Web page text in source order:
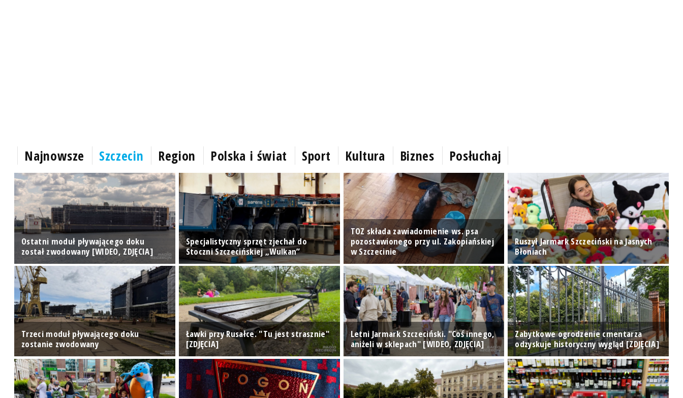
Najnowsze Szczecin Region Polska i świat Sport Kultura Biznes Posłuchaj
Ostatni moduł pływającego doku
został zwodowany [WIDEO, ZDJĘCIA]
Specjalistyczny sprzęt zjechał do
Stoczni Szczecińskiej „Wulkan”
TOZ składa zawiadomienie ws. psa
pozostawionego przy ul. Zakopiańskiej
w Szczecinie
Ruszył Jarmark Szczeciński na Jasnych
Błoniach
Trzeci moduł pływającego doku
zostanie zwodowany
Ławki przy Rusałce. "Tu jest strasznie"
[ZDJĘCIA]
Letni Jarmark Szczeciński. "Coś innego,
aniżeli w sklepach" [WIDEO, ZDJĘCIA]
Zabytkowe ogrodzenie cmentarza
odzyskuje historyczny wygląd [ZDJĘCIA]